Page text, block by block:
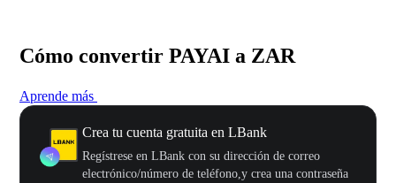
Cómo convertir PAYAI a ZAR
Aprende más
Crea tu cuenta gratuita en LBank
Regístrese en LBank con su dirección de correo
electrónico/número de teléfono,y crea una contraseña